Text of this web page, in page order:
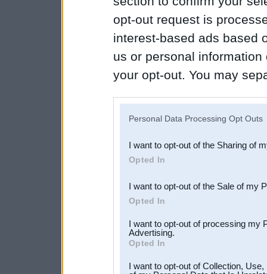
opt-out request is
interest-based ads based
us or personal
your opt-out. You may
Downstream Participants
third parties.
Personal Data Processing Opt Outs
I want to opt-out of the Sharing of
Opted In
I want to opt-out of the Sale of my
Opted In
I want to opt-out of processing my
Advertising.
Opted In
I want to opt-out of Collection,